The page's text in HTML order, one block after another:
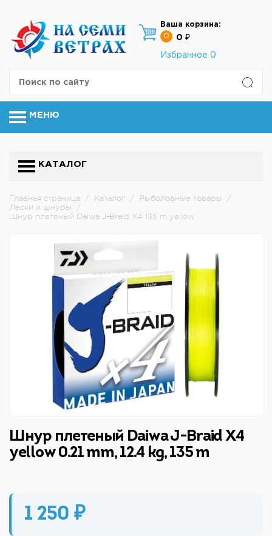
Ваша корзина:
0
0 ₽
Избранное 0
МЕНЮ
КАТАЛОГ
Главная страница / Каталог / Рыболовные товары
/
Лески и шнуры
/
Шнур плетеный Daiwa J-Braid X4 135 m yellow
Шнур плетеный Daiwa J-Braid X4
yellow 0.21 mm, 12.4 kg, 135 m
1 250 ₽